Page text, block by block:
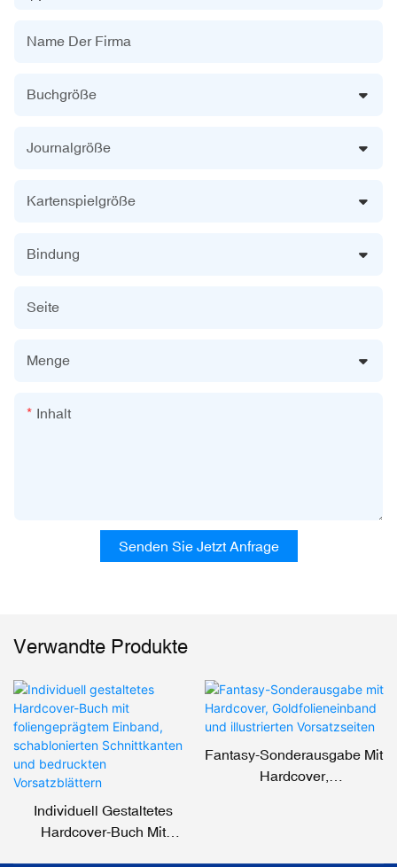
Name Der Firma
Buchgröße
Journalgröße
Kartenspielgröße
Bindung
Seite
Menge
Inhalt
Senden Sie Jetzt Anfrage
Verwandte Produkte
Individuell Gestaltetes
Hardcover-Buch Mit
Fantasy-Sonderausgabe Mit
Hardcover,